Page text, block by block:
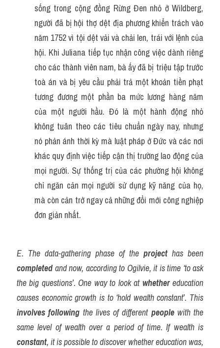
sống trong cộng đồng Rừng Đen nhỏ ở Wildberg,
người đã bị hội thợ dệt địa phương khiển trách vào
năm 1752 vì tội dệt vải và chải len, trái với lệnh của
hội. Khi Juliana tiếp tục nhận công việc dành riêng
cho các thành viên nam, bà ấy đã bị triệu tập trước
toà án và bị yêu cầu phải trả một khoản tiền phạt
tương đương một phần ba mức lương hàng năm
của một người hầu. Đó là một hành động nhỏ
không tuân theo các tiêu chuẩn ngày nay, nhưng
nó phản ánh thời kỳ mà luật pháp ở Đức và các nơi
khác quy định việc tiếp cận thị trường lao động của
mọi người. Sự thống trị của các phường hội không
chỉ ngăn cản mọi người sử dụng kỹ năng của họ,
mà còn cản trở ngay cả những đổi mới công nghiệp
đơn giản nhất.
E. The data-gathering phase of the project
completed and now, according to Ogilvie, it is time ‘to ask
the big questions’. One way to look at whether education
involves following the lives of different people with the
constant, it is possible to discover whether education was,